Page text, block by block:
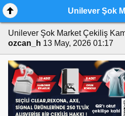
Unilever Şok Market Çekiliş
ozcan_h 13 May, 2026 01:17